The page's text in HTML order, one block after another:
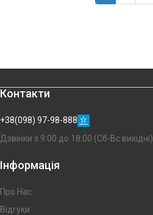
Контакти
+38(098) 97-98-888
Дзвінки з 9:00 до 18:00 (Сб-Вс вихідні)
Інформація
Про Нас
Відгуки